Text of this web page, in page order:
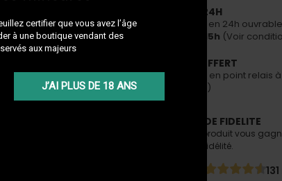
certifier que vous avez l’âge
à une boutique vendant des
aux majeurs
J’AI PLUS DE 18 ANS
LIVRAISON EN 24H
Faites vous livrer en 24h
passée avant 15h (Voir
TRANSPORT OFFERT
Livraison offerte en point relais
(Voir conditions)
PROGRAMME DE FIDELITE
En achetant ce produit vous
programme de fidélité.